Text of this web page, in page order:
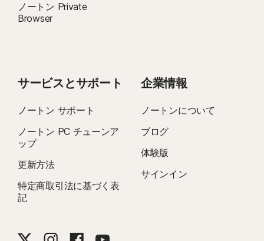
ノートン Private
Browser
サービスとサポート
ノートン サポート
ノートン PC チューンア
ップ
更新方法
特定商取引法に基づく表
記
企業情報
ノートンについて
ブログ
体験版
サインイン